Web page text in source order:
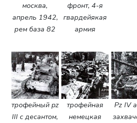
москва,
апрель 1942,
рем база 82
фронт, 4-я
гвардейякая
армия
трофейный pz
III с десантом,
трофейная
немецкая
Pz IV